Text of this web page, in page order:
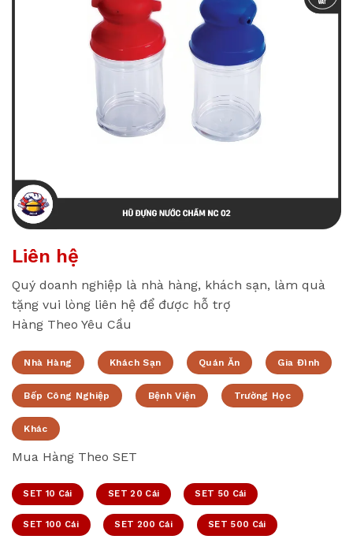
Liên hệ
Quý doanh nghiệp là nhà hàng, khách sạn, làm quà
tặng vui lòng liên hệ để được hỗ trợ
Hàng Theo Yêu Cầu
Nhà Hàng Khách Sạn Quán Ăn Gia Đình
Bếp Công Nghiệp Bệnh Viện Trường Học
Khác
Mua Hàng Theo SET
SET 10 Cái SET 20 Cái SET 50 Cái
SET 100 Cái SET 200 Cái SET 500 Cái